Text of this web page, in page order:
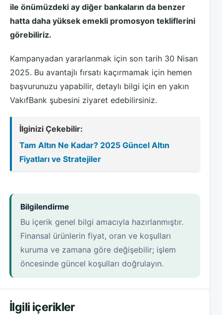
ile önümüzdeki ay diğer bankaların da benzer
hatta daha yüksek emekli promosyon tekliflerini
görebiliriz.
Kampanyadan yararlanmak için son tarih 30 Nisan
2025. Bu avantajlı fırsatı kaçırmamak için hemen
başvurunuzu yapabilir, detaylı bilgi için en yakın
VakıfBank şubesini ziyaret edebilirsiniz.
İlginizi Çekebilir:
Tam Altın Ne Kadar? 2025 Güncel Altın
Fiyatları ve Stratejiler
Bilgilendirme
Bu içerik genel bilgi amacıyla hazırlanmıştır.
Finansal ürünlerin fiyat, oran ve koşulları
kuruma ve zamana göre değişebilir; işlem
öncesinde güncel koşulları doğrulayın.
İlgili içerikler